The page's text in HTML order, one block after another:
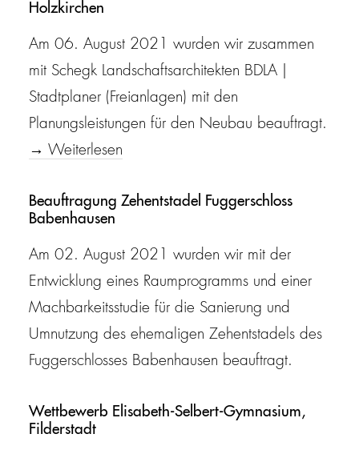
Holzkirchen
Am 06. August 2021 wurden wir zusammen
mit Schegk Landschaftsarchitekten BDLA |
Stadtplaner (Freianlagen) mit den
Planungsleistungen für den Neubau beauftragt.
→ Weiterlesen
Beauftragung Zehentstadel Fuggerschloss
Babenhausen
Am 02. August 2021 wurden wir mit der
Entwicklung eines Raumprogramms und einer
Machbarkeitsstudie für die Sanierung und
Umnutzung des ehemaligen Zehentstadels des
Fuggerschlosses Babenhausen beauftragt.
Wettbewerb Elisabeth-Selbert-Gymnasium,
Filderstadt